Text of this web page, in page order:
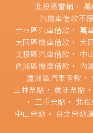
北投區當鋪 ，
汽機車借款不
士林區汽車借款 ， 萬
大同區機車借款 ， 大
北投區汽車借款 ， 中
內湖區機車借款 ， 內
蘆洲區汽車借款 ，
士林票貼 ， 蘆洲票貼 ，
， 三重票貼 ， 北
中山票貼 ， 台北票貼